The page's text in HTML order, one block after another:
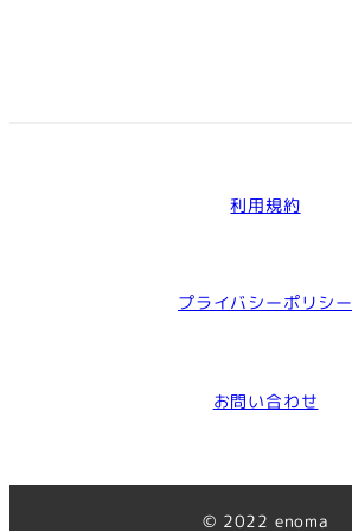
利用規約
プライバシーポリシー
お問い合わせ
©︎ 2022 enoma